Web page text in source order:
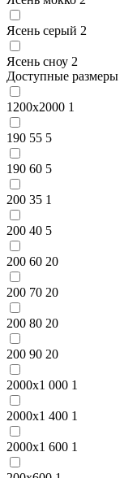
Ясень серый 2
Ясень сноу 2
Доступные размеры
1200x2000 1
190 55 5
190 60 5
200 35 1
200 40 5
200 60 20
200 70 20
200 80 20
200 90 20
2000x1 000 1
2000x1 400 1
2000x1 600 1